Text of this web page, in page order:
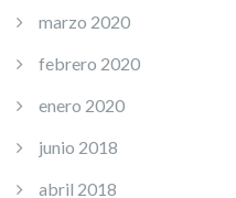
marzo 2020
febrero 2020
enero 2020
junio 2018
abril 2018